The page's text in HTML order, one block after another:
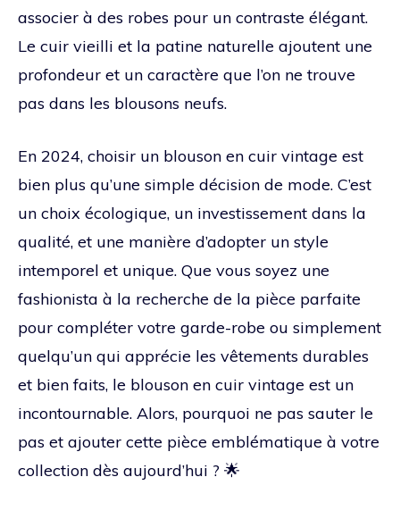
associer à des robes pour un contraste élégant.
Le cuir vieilli et la patine naturelle ajoutent une
profondeur et un caractère que l’on ne trouve
pas dans les blousons neufs.
En 2024, choisir un blouson en cuir vintage est
bien plus qu’une simple décision de mode. C’est
un choix écologique, un investissement dans la
qualité, et une manière d’adopter un style
intemporel et unique. Que vous soyez une
fashionista à la recherche de la pièce parfaite
pour compléter votre garde-robe ou simplement
quelqu’un qui apprécie les vêtements durables
et bien faits, le blouson en cuir vintage est un
incontournable. Alors, pourquoi ne pas sauter le
pas et ajouter cette pièce emblématique à votre
collection dès aujourd’hui ? 🌟